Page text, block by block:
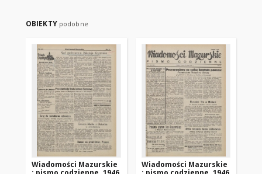
OBIEKTY podobne
Wiadomości Mazurskie
Wiadomości Mazurskie